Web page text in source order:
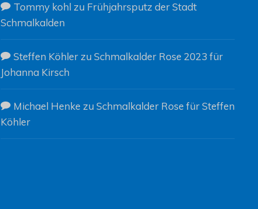
Tommy kohl zu Frühjahrsputz der Stadt
Schmalkalden
Steffen Köhlerzu Schmalkalder Rose 2023 für
Johanna Kirsch
Michael Henke zu Schmalkalder Rose für Steffen
Köhler